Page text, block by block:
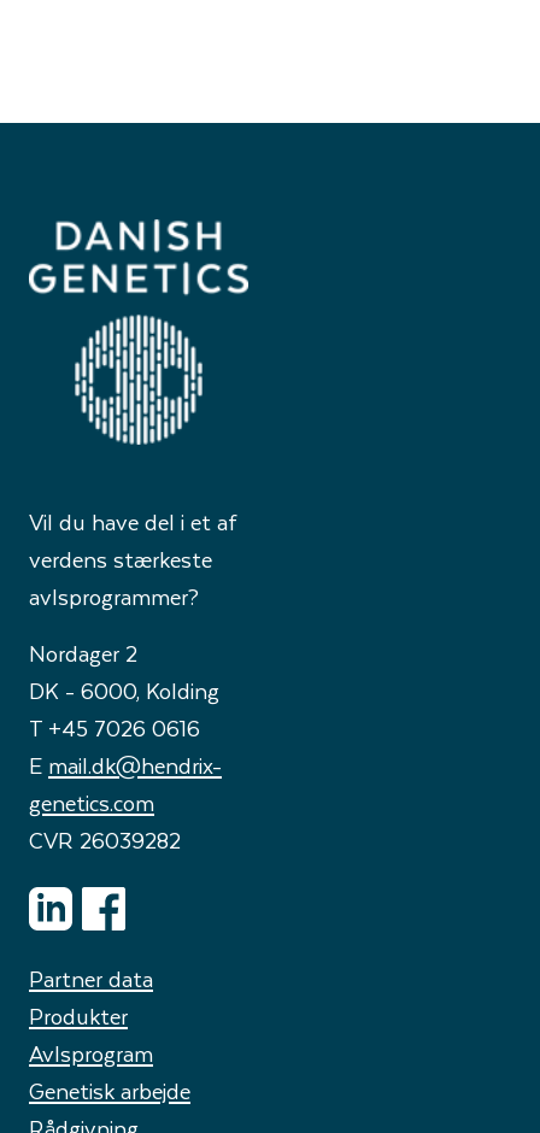
Vil du have del i et af
verdens stærkeste
avlsprogrammer?
Nordager 2
DK - 6000, Kolding
T +45 7026 0616
E mail.dk@hendrix-
genetics.com
CVR 26039282
Partner data
Produkter
Avlsprogram
Genetisk arbejde